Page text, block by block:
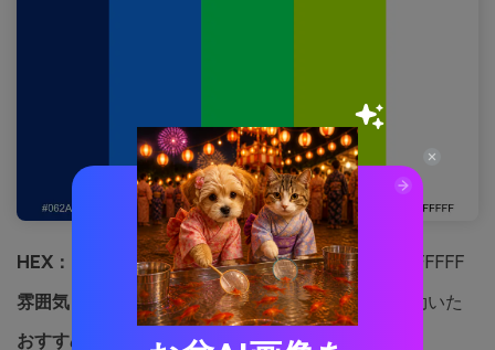
HEX：
#062A78 #0E7CFF #00FF66 #B6FF00 #FFFFFF
雰囲気：
コンペティティブ、ボールド、パンチの効いた
おすすめ用途：
スポーツチームのブランディング